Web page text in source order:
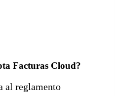
Facturas Cloud?
al reglamento